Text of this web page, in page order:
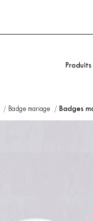
Produits
Badge mariage Badges